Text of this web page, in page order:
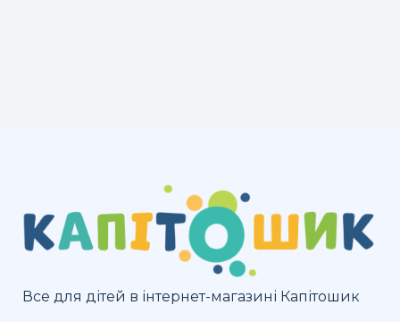
Все для дітей в інтернет-магазині Капітошик